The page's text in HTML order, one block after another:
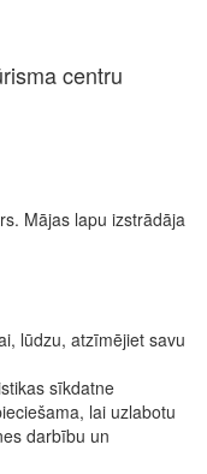
centru
Mājas lapu izstrādāja
lūdzu, atzīmējiet savu
sīkdatne
lai uzlabotu
darbību un